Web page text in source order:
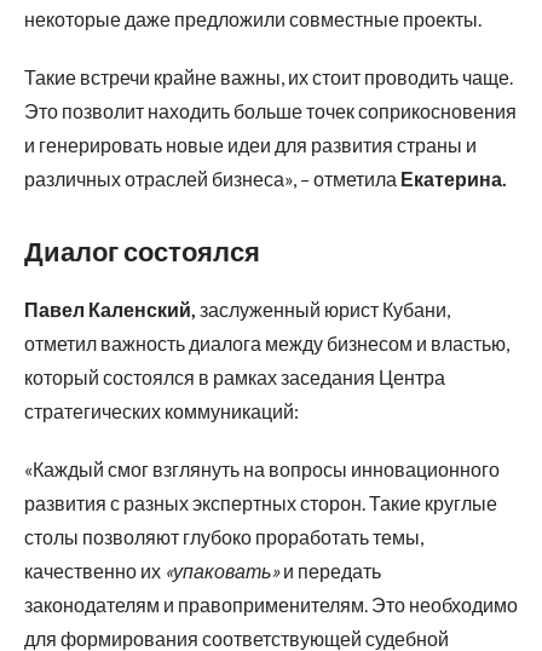
некоторые даже предложили совместные проекты.
Такие встречи крайне важны, их стоит проводить чаще.
Это позволит находить больше точек соприкосновения
и генерировать новые идеи для развития страны и
различных отраслей бизнеса», – отметила Екатерина.
Диалог состоялся
Павел Каленский, заслуженный юрист Кубани,
отметил важность диалога между бизнесом и властью,
который состоялся в рамках заседания Центра
стратегических коммуникаций:
«Каждый смог взглянуть на вопросы инновационного
развития с разных экспертных сторон. Такие круглые
столы позволяют глубоко проработать темы,
качественно их «упаковать»и передать
законодателям и правоприменителям. Это необходимо
для формирования соответствующей судебной